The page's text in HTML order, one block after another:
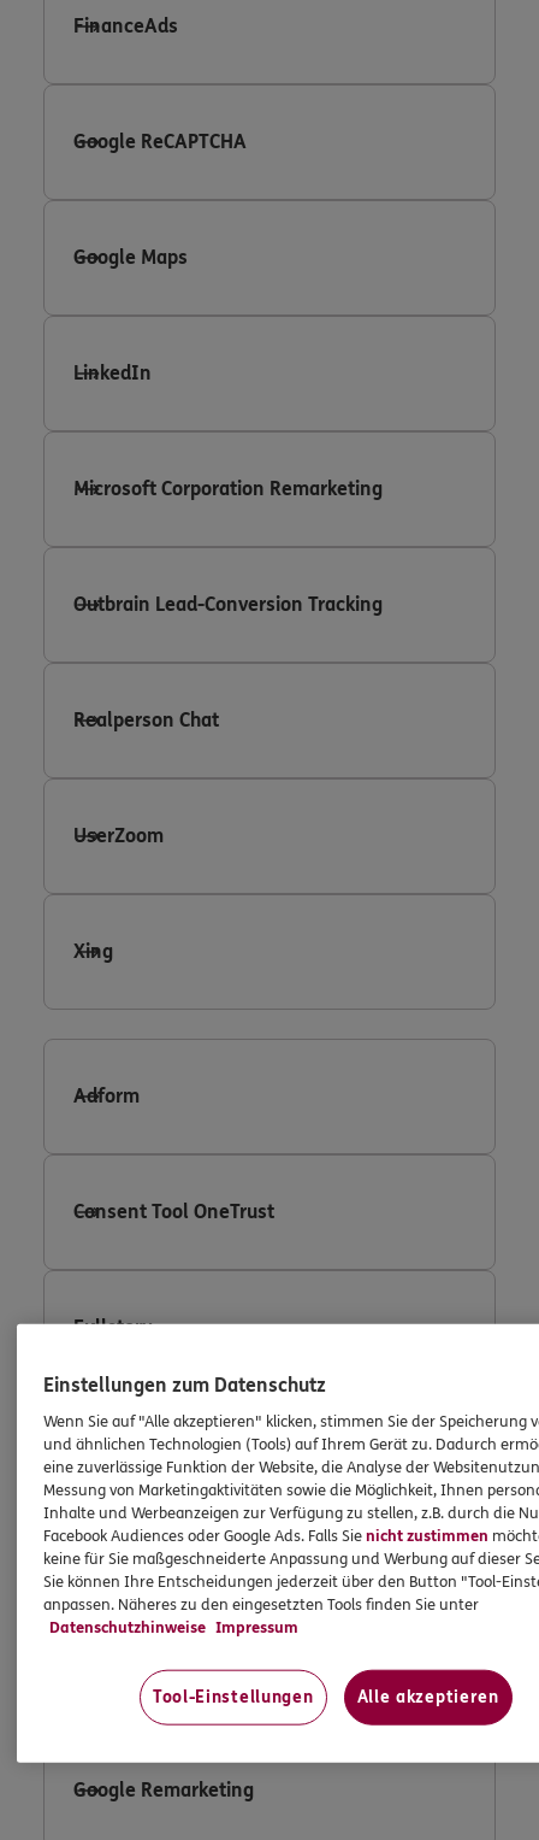
FinanceAds
Google ReCAPTCHA
Google Maps
LinkedIn
Microsoft Corporation Remarketing
Outbrain Lead-Conversion Tracking
Realperson Chat
UserZoom
Xing
Adform
Consent Tool OneTrust
Fullstory
Facebook Conversion Tracking
Facebook Custom Audience
Google Adwords Conversion Tracking
Google Remarketing
Einstellungen zum Datenschutz
Wenn Sie auf "Alle akzeptieren" klicken, stimmen Sie der Speicherung
und ähnlichen Technologien (Tools) auf Ihrem Gerät zu. Dadurch
eine zuverlässige Funktion der Website, die Analyse der
Messung von Marketingaktivitäten sowie die Möglichkeit, Ihnen
Inhalte und Werbeanzeigen zur Verfügung zu stellen, z.B. durch die
Facebook Audiences oder Google Ads. Falls Sienicht zustimmen
keine für Sie maßgeschneiderte Anpassung und Werbung auf dieser
Sie können Ihre Entscheidungen jederzeit über den Button "Tool-
anpassen. Näheres zu den eingesetzten Tools finden Sie unter
Datenschutzhinweise Impressum
Tool-Einstellungen Alle akzeptieren